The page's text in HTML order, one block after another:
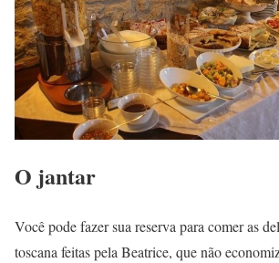
O jantar
Você pode fazer sua reserva para comer as
toscana feitas pela Beatrice, que não